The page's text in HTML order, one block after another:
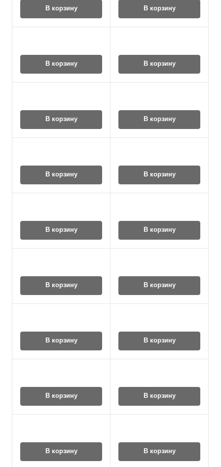
В корзину В корзину
В корзину В корзину
В корзину В корзину
В корзину В корзину
В корзину В корзину
В корзину В корзину
В корзину В корзину
В корзину В корзину
В корзину В корзину